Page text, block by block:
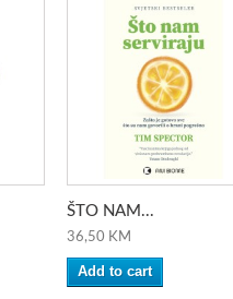
ŠTO NAM...
36,50 KM
Add to cart